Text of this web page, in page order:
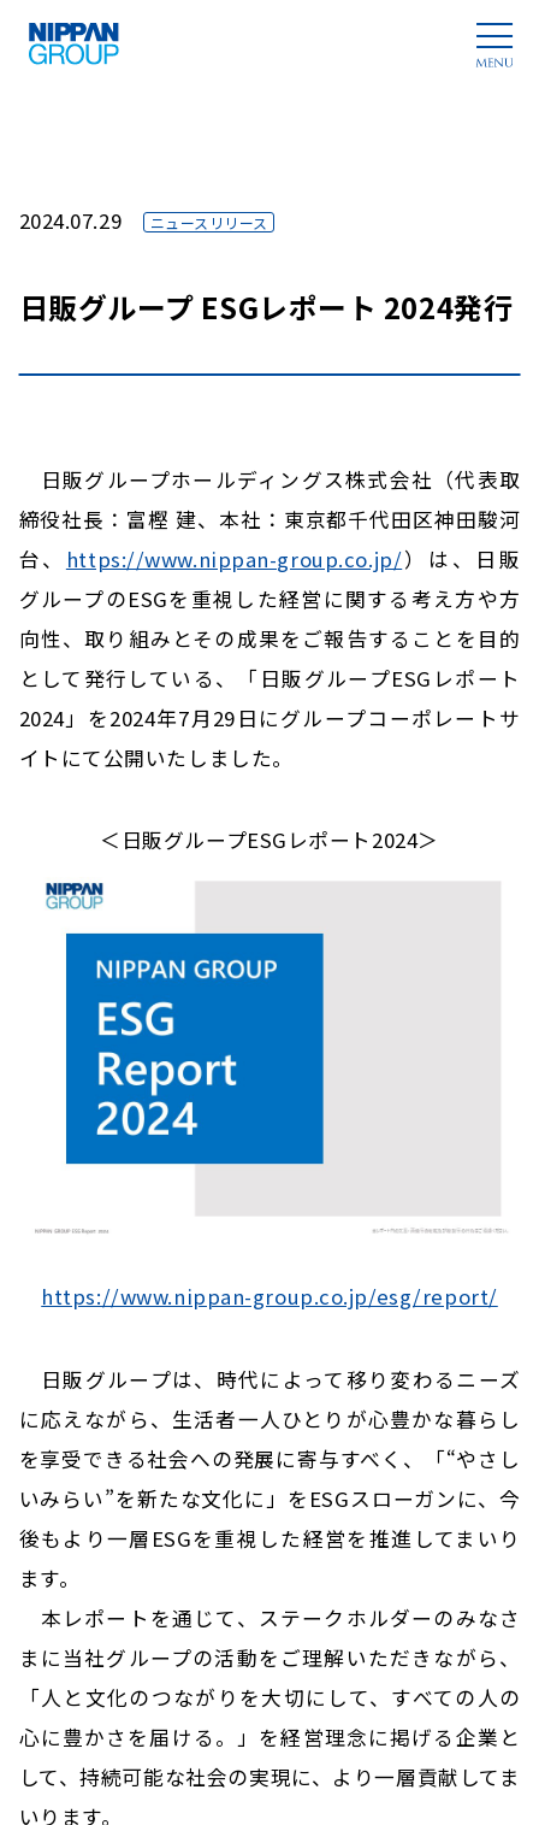
2024.07.29 ニュースリリース
日販グループ ESGレポート 2024発行
日販グループホールディングス株式会社（代表取
締役社長：富樫 建、本社：東京都千代田区神田駿河
台、 https://www.nippan-group.co.jp/）は、日販
グループのESGを重視した経営に関する考え方や方
向性、取り組みとその成果をご報告することを目的
として発行している、「日販グループESGレポート
2024」を2024年7月29日にグループコーポレートサ
イトにて公開いたしました。
＜日販グループESGレポート2024＞
https://www.nippan-group.co.jp/esg/report/
日販グループは、時代によって移り変わるニーズ
に応えながら、生活者一人ひとりが心豊かな暮らし
を享受できる社会への発展に寄与すべく、「“やさし
いみらい”を新たな文化に」をESGスローガンに、今
後もより一層ESGを重視した経営を推進してまいり
ます。
本レポートを通じて、ステークホルダーのみなさ
まに当社グループの活動をご理解いただきながら、
「人と文化のつながりを大切にして、すべての人の
心に豊かさを届ける。」を経営理念に掲げる企業と
して、持続可能な社会の実現に、より一層貢献してま
いります。